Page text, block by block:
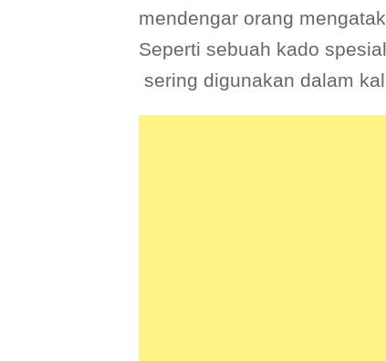
mendengar orang
Seperti sebuah kado
sering digunakan dalam